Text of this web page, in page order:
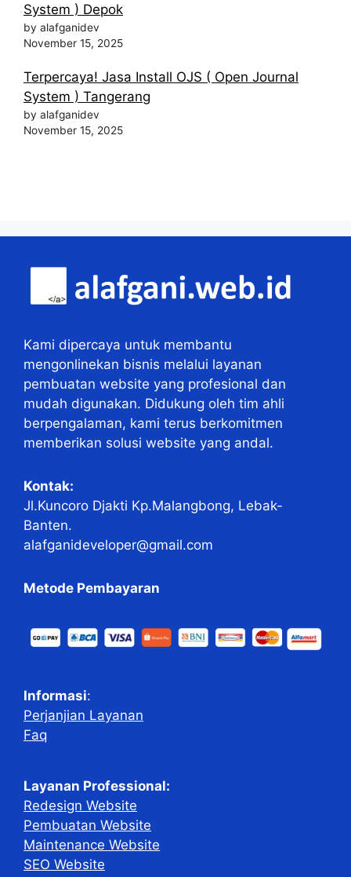
System ) Depok
by alafganidev
November 15, 2025
Terpercaya! Jasa Install OJS ( Open Journal
System ) Tangerang
by alafganidev
November 15, 2025
Kami dipercaya untuk membantu
mengonlinekan bisnis melalui layanan
pembuatan website yang profesional dan
mudah digunakan. Didukung oleh tim ahli
berpengalaman, kami terus berkomitmen
memberikan solusi website yang andal.
Kontak:
Jl.Kuncoro Djakti Kp.Malangbong, Lebak-
Banten.
alafganideveloper@gmail.com
Metode Pembayaran
Informasi:
Perjanjian Layanan
Faq
Layanan Professional:
Redesign Website
Pembuatan Website
Maintenance Website
SEO Website